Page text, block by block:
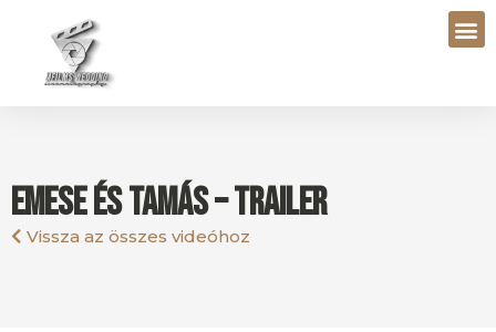
Emese és Tamás – Trailer
Vissza az összes videóhoz